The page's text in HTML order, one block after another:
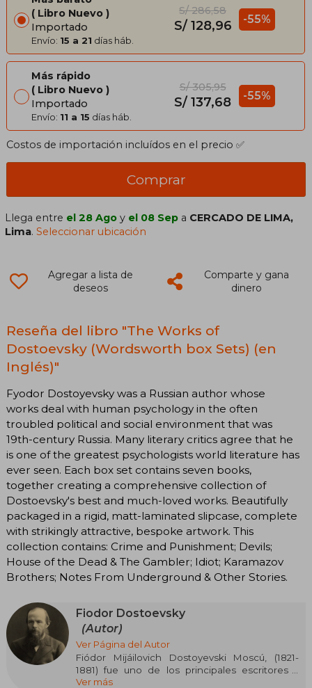
Libro Nuevo
Importado
Envío: 15 a 21 días háb.
S/ 286,58
S/ 128,96 -55%
Más rápido
Libro Nuevo
Importado
Envío: 11 a 15 días háb.
S/ 305,95
S/ 137,68 -55%
Costos de importación incluídos en el precio ✅
Comprar
Llega entre el 28 Ago y el 08 Sep a CERCADO DE LIMA,
Lima.Seleccionar ubicación
Agregar a lista de
deseos
Comparte y gana
dinero
Reseña del libro "The Works of
Dostoevsky (Wordsworth box Sets) (en
Inglés)"
Fyodor Dostoyevsky was a Russian author whose
works deal with human psychology in the often
troubled political and social environment that was
19th-century Russia. Many literary critics agree that he
is one of the greatest psychologists world literature has
ever seen. Each box set contains seven books,
together creating a comprehensive collection of
Dostoevsky's best and much-loved works. Beautifully
packaged in a rigid, matt-laminated slipcase, complete
with strikingly attractive, bespoke artwork. This
collection contains: Crime and Punishment; Devils;
House of the Dead & The Gambler; Idiot; Karamazov
Brothers; Notes From Underground & Other Stories.
Fiodor Dostoevsky
(Autor)
Ver Página del Autor
Fiódor Mijáilovich Dostoyevski Moscú, (1821-
1881) fue uno de los principales escritores y
novelistas del Imperio ruso, cuya literatura
Ver más